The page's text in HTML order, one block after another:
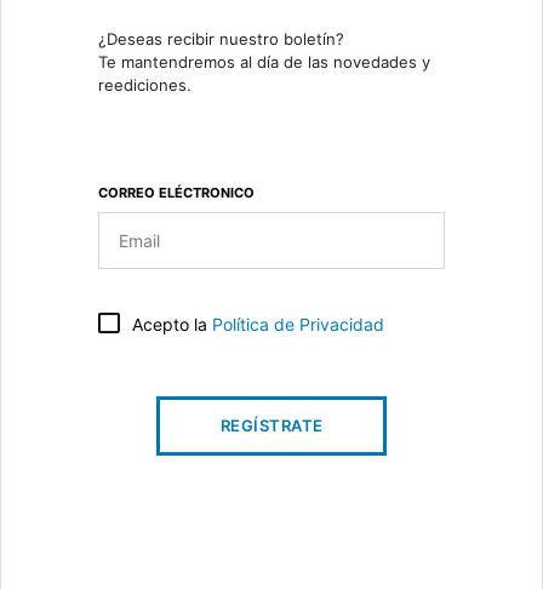
¿Deseas recibir nuestro boletín?
Te mantendremos al día de las novedades y
reediciones.
CORREO ELÉCTRONICO
Acepto la Política de Privacidad
REGÍSTRATE